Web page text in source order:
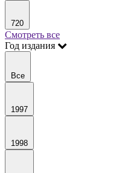
720
Смотреть все
Год издания
Все
1997
1998